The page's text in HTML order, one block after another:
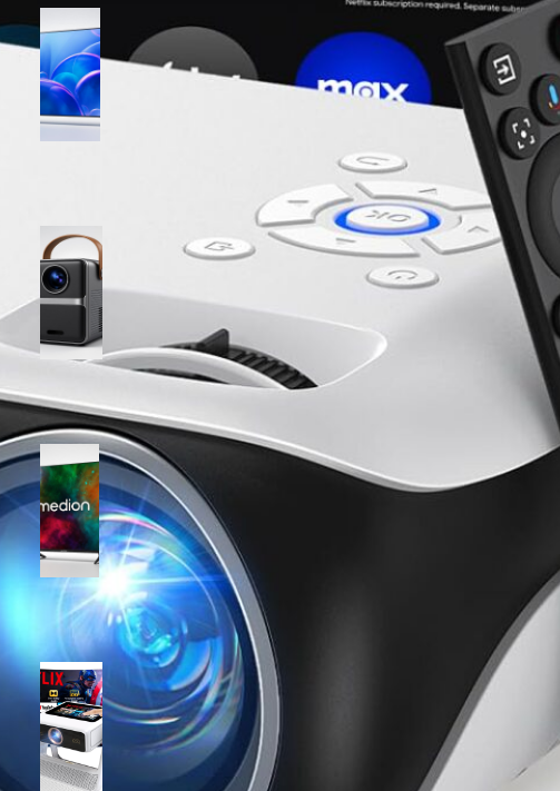
Samsung Crystal UHD 4K 55”
UE55U7000FUXZT, smart TV
2025 perfetta per il salotto a
prezzo ribassato
WiMiUS proiettore portatile 4K
smart con Netflix ready, il mini
cinema tascabile in promo su
Amazon
Medion 55″ QLED 4K
MD855701, smart TV completa
con Dolby Vision e app
integrate in offerta su Amazon
Mini proiettore smart 4K con
WiFi 6 e touchscreen, il
compatto perfetto per il
cinema in ogni stanza